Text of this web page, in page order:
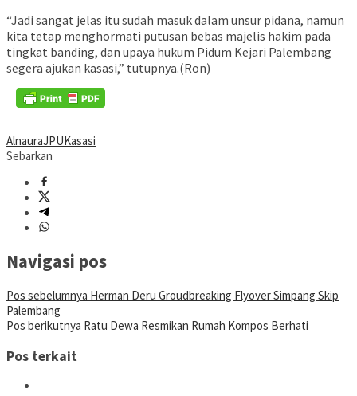
“Jadi sangat jelas itu sudah masuk dalam unsur pidana, namun
kita tetap menghormati putusan bebas majelis hakim pada
tingkat banding, dan upaya hukum Pidum Kejari Palembang
segera ajukan kasasi,” tutupnya.(Ron)
AlnauraJPUKasasi
Sebarkan
Navigasi pos
Pos sebelumnya Herman Deru Groudbreaking Flyover Simpang Skip
Palembang
Pos berikutnya Ratu Dewa Resmikan Rumah Kompos Berhati
Pos terkait